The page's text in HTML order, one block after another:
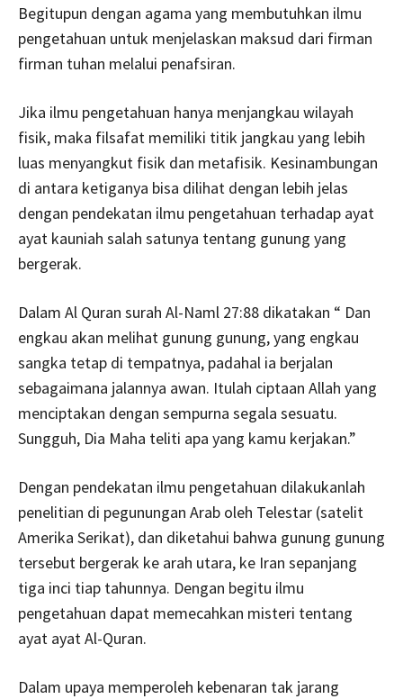
Begitupun dengan agama yang membutuhkan ilmu
pengetahuan untuk menjelaskan maksud dari firman
firman tuhan melalui penafsiran.
Jika ilmu pengetahuan hanya menjangkau wilayah
fisik, maka filsafat memiliki titik jangkau yang lebih
luas menyangkut fisik dan metafisik. Kesinambungan
di antara ketiganya bisa dilihat dengan lebih jelas
dengan pendekatan ilmu pengetahuan terhadap ayat
ayat kauniah salah satunya tentang gunung yang
bergerak.
Dalam Al Quran surah Al-Naml 27:88 dikatakan “ Dan
engkau akan melihat gunung gunung, yang engkau
sangka tetap di tempatnya, padahal ia berjalan
sebagaimana jalannya awan. Itulah ciptaan Allah yang
menciptakan dengan sempurna segala sesuatu.
Sungguh, Dia Maha teliti apa yang kamu kerjakan.”
Dengan pendekatan ilmu pengetahuan dilakukanlah
penelitian di pegunungan Arab oleh Telestar (satelit
Amerika Serikat), dan diketahui bahwa gunung gunung
tersebut bergerak ke arah utara, ke Iran sepanjang
tiga inci tiap tahunnya. Dengan begitu ilmu
pengetahuan dapat memecahkan misteri tentang
ayat ayat Al-Quran.
Dalam upaya memperoleh kebenaran tak jarang